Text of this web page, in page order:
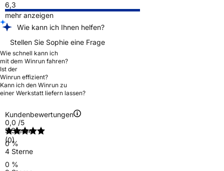
6,3
mehr anzeigen
Wie kann ich Ihnen helfen?
Stellen Sie Sophie eine Frage
Wie schnell kann ich
mit dem Winrun fahren?
Ist der
Winrun effizient?
Kann ich den Winrun zu
einer Werkstatt liefern lassen?
Kundenbewertungen
0,0 /5
(0)
5 Sterne
0 %
4 Sterne
0 %